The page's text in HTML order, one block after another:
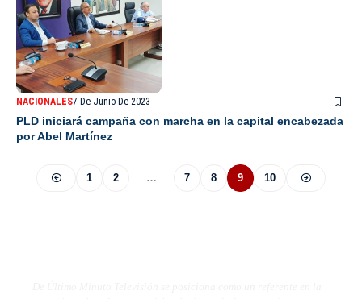
NACIONALES7 De Junio De 2023
PLD iniciará campaña con marcha en la capital encabezada
por Abel Martínez
1 2 … 7 8 9 10